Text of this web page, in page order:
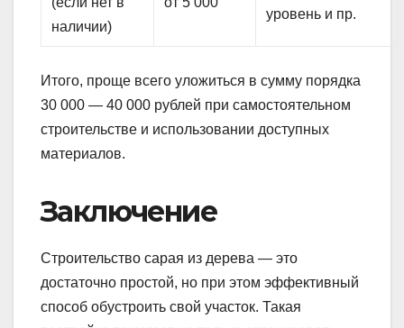
наличии)
уровень и пр.
Итого, проще всего уложиться в сумму порядка
30 000 — 40 000 рублей при самостоятельном
строительстве и использовании доступных
материалов.
Заключение
Строительство сарая из дерева — это
достаточно простой, но при этом эффективный
способ обустроить свой участок. Такая